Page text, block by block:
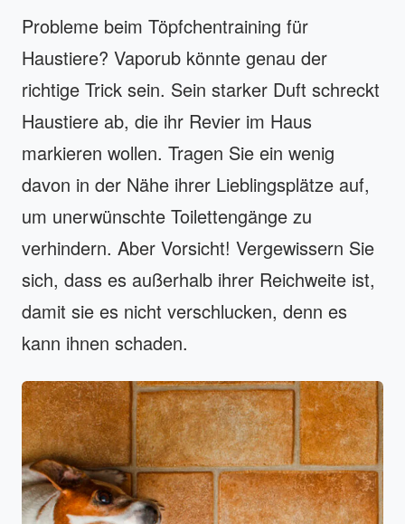
Probleme beim Töpfchentraining für
Haustiere? Vaporub könnte genau der
richtige Trick sein. Sein starker Duft schreckt
Haustiere ab, die ihr Revier im Haus
markieren wollen. Tragen Sie ein wenig
davon in der Nähe ihrer Lieblingsplätze auf,
um unerwünschte Toilettengänge zu
verhindern. Aber Vorsicht! Vergewissern Sie
sich, dass es außerhalb ihrer Reichweite ist,
damit sie es nicht verschlucken, denn es
kann ihnen schaden.